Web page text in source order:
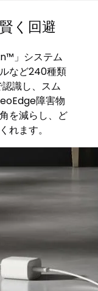
く回避
」システム
など240種類
識し、スム
障害物
を減らし、ど
れます。